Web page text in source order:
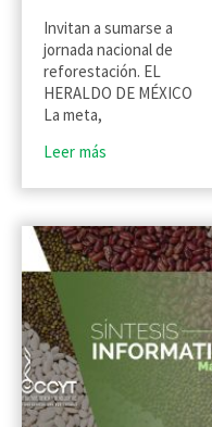
Invitan a sumarse a
jornada nacional de
reforestación. EL
HERALDO DE MÉXICO
La meta,
Leer más